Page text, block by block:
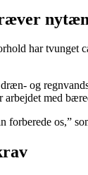
har
og
med
os,”